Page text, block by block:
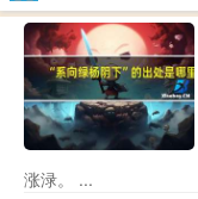
涨渌。 ...